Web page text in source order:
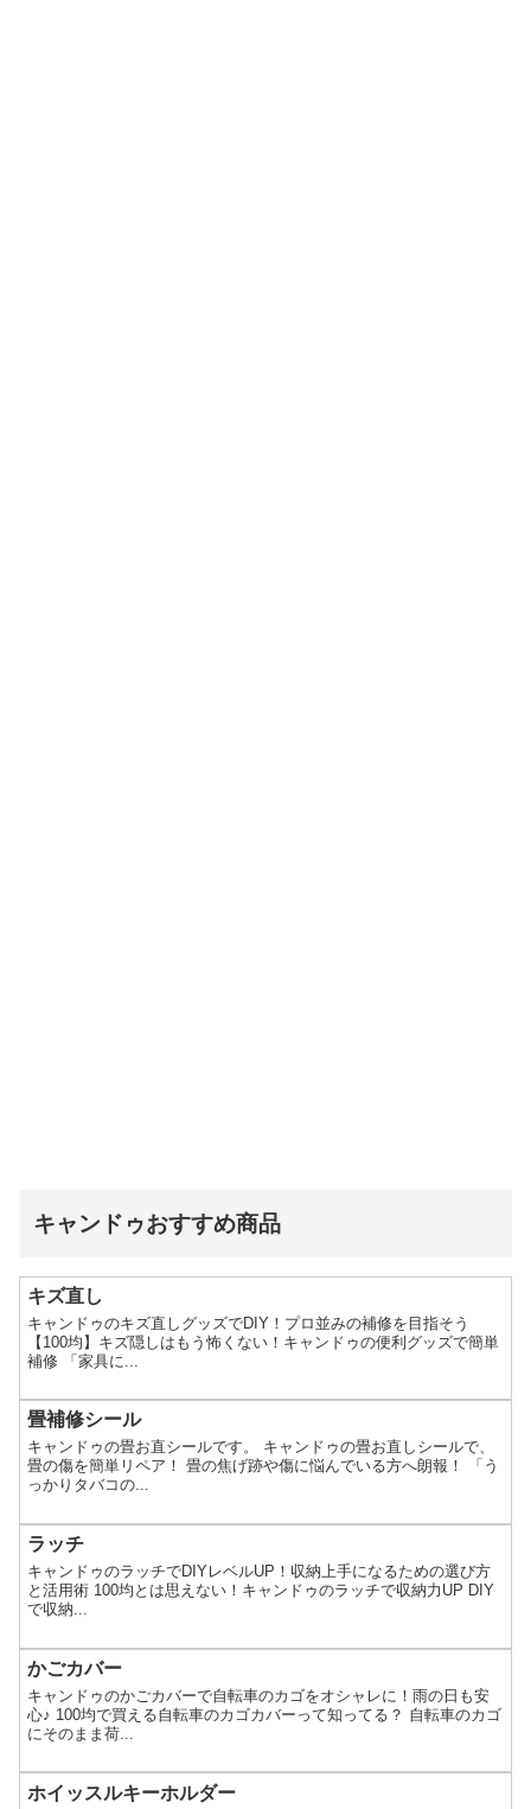
キャンドゥおすすめ商品
キズ直し
キャンドゥのキズ直しグッズでDIY！プロ並みの補修を目指そう
【100均】キズ隠しはもう怖くない！キャンドゥの便利グッズで簡単
補修 「家具に...
畳補修シール
キャンドゥの畳お直シールです。 キャンドゥの畳お直しシールで、
畳の傷を簡単リペア！ 畳の焦げ跡や傷に悩んでいる方へ朗報！ 「う
っかりタバコの...
ラッチ
キャンドゥのラッチでDIYレベルUP！収納上手になるための選び方
と活用術 100均とは思えない！キャンドゥのラッチで収納力UP DIY
で収納...
かごカバー
キャンドゥのかごカバーで自転車のカゴをオシャレに！雨の日も安
心♪ 100均で買える自転車のカゴカバーって知ってる？ 自転車のカゴ
にそのまま荷...
ホイッスルキーホルダー